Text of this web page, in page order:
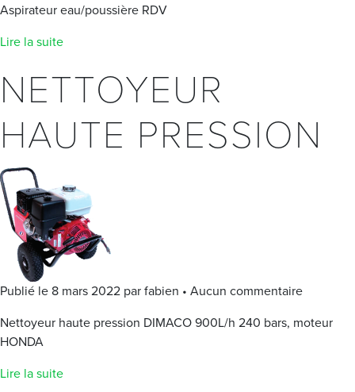
Aspirateur eau/poussière RDV
Lire la suite
NETTOYEUR
HAUTE PRESSION
Publié le 8 mars 2022 par fabien • Aucun commentaire
Nettoyeur haute pression DIMACO 900L/h 240 bars, moteur
HONDA
Lire la suite